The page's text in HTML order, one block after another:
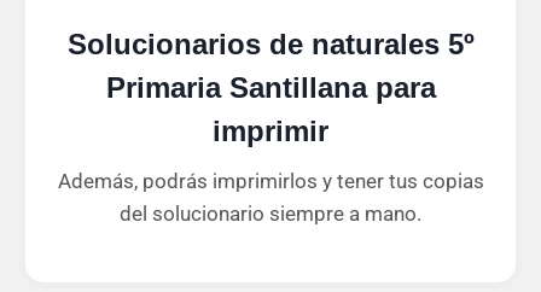
Solucionarios de naturales 5º
Primaria Santillana para
imprimir
Además, podrás imprimirlos y tener tus copias
del solucionario siempre a mano.